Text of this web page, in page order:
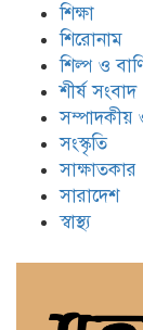
শিক্ষা
শিরোনাম
শিল্প ও
শীর্ষ সংবাদ
সম্পাদকীয়
সংস্কৃতি
সাক্ষাতকার
সারাদেশ
স্বাস্থ্য